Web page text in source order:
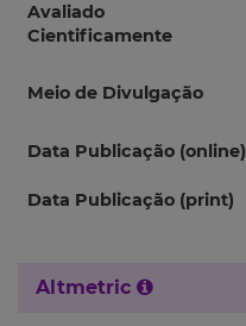
Avaliado
Cientificamente
Meio de Divulgação
Data Publicação (online)
Data Publicação (print)
Altmetric